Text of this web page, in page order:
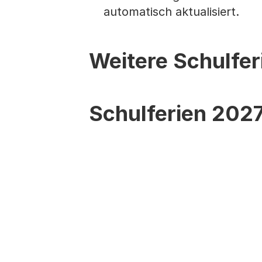
automatisch aktualisiert.
Weitere
Schulferien